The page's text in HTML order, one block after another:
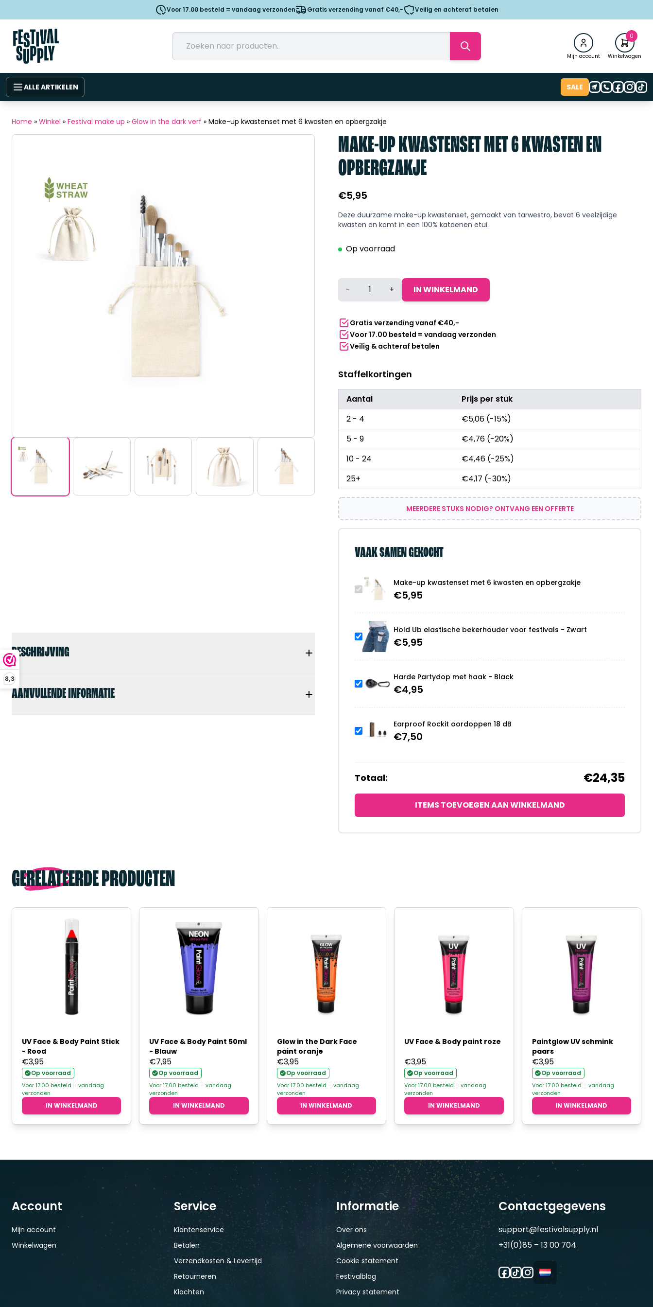
8,3
Voor 17.00 besteld = vandaag verzonden Gratis verzending vanaf €40,- Veilig en achteraf betalen
Mijn account
0
Winkelwagen
ALLE ARTIKELEN SALE
Home » Winkel » Festival make up » Glow in the dark verf » Make-up kwastenset met 6 kwasten en opbergzakje
BESCHRIJVING
AANVULLENDE INFORMATIE
MAKE-UP KWASTENSET MET 6 KWASTEN EN
OPBERGZAKJE
€5,95
Deze duurzame make-up kwastenset, gemaakt van tarwestro, bevat 6 veelzijdige
kwasten en komt in een 100% katoenen etui.
Op voorraad
Make-
met
6
kwasten
en
aantal
- + IN WINKELMAND
Gratis verzending vanaf €40,-
Voor 17.00 besteld = vandaag verzonden
Veilig & achteraf betalen
Staffelkortingen
Aantal
Prijs per stuk
2 - 4
€5,06 (-15%)
5 - 9
€4,76 (-20%)
10 - 24
€4,46 (-25%)
25+
€4,17 (-30%)
MEERDERE STUKS NODIG? ONTVANG EEN OFFERTE
VAAK SAMEN GEKOCHT
Make-up kwastenset met 6 kwasten en opbergzakje
€5,95
Hold Ub elastische bekerhouder voor festivals - Zwart
€5,95
Harde Partydop met haak - Black
€4,95
Earproof Rockit oordoppen 18 dB
€7,50
Totaal: €24,35
ITEMS TOEVOEGEN AAN WINKELMAND
GERELATEERDE PRODUCTEN
UV Face & Body Paint Stick
- Rood
€3,95
Op voorraad
Voor 17.00 besteld = vandaag
verzonden
IN WINKELMAND
UV Face & Body Paint 50ml
- Blauw
€7,95
Op voorraad
Voor 17.00 besteld = vandaag
verzonden
IN WINKELMAND
Glow in the Dark Face
paint oranje
€3,95
Op voorraad
Voor 17.00 besteld = vandaag
verzonden
IN WINKELMAND
UV Face & Body paint roze
€3,95
Op voorraad
Voor 17.00 besteld = vandaag
verzonden
IN WINKELMAND
Paintglow UV schmink
paars
€3,95
Op voorraad
Voor 17.00 besteld = vandaag
verzonden
IN WINKELMAND
Account
Mijn account
Winkelwagen
Service
Klantenservice
Betalen
Verzendkosten & Levertijd
Retourneren
Klachten
Informatie
Over ons
Algemene voorwaarden
Cookie statement
Festivalblog
Privacy statement
Contactgegevens
support@festivalsupply.nl
+31(0)85 – 13 00 704